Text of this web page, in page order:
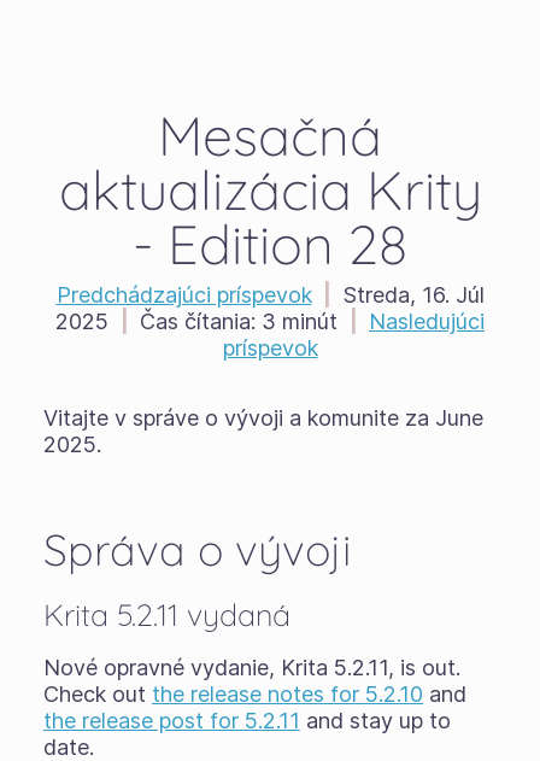
Mesačná
aktualizácia Krity
- Edition 28
Predchádzajúci príspevok
Streda, 16. Júl
2025
Čas čítania: 3 minút
Nasledujúci
príspevok
Vitajte v správe o vývoji a komunite za June
2025.
Správa o vývoji
Krita 5.2.11 vydaná
Nové opravné vydanie, Krita 5.2.11, is out.
Check out the release notes for 5.2.10 and
the release post for 5.2.11 and stay up to
date.